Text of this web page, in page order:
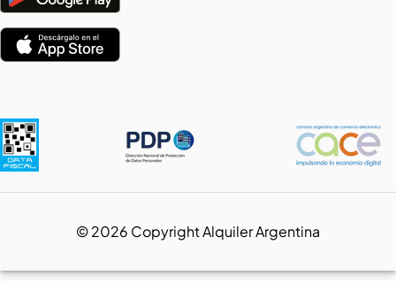
©2026 Copyright Alquiler Argentina